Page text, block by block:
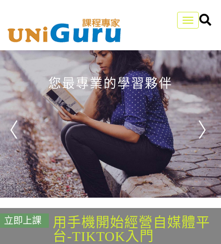
Toggle
您最專業的學習夥伴
立即上課
用手機開始經營自媒體平
台-TIKTOK入門